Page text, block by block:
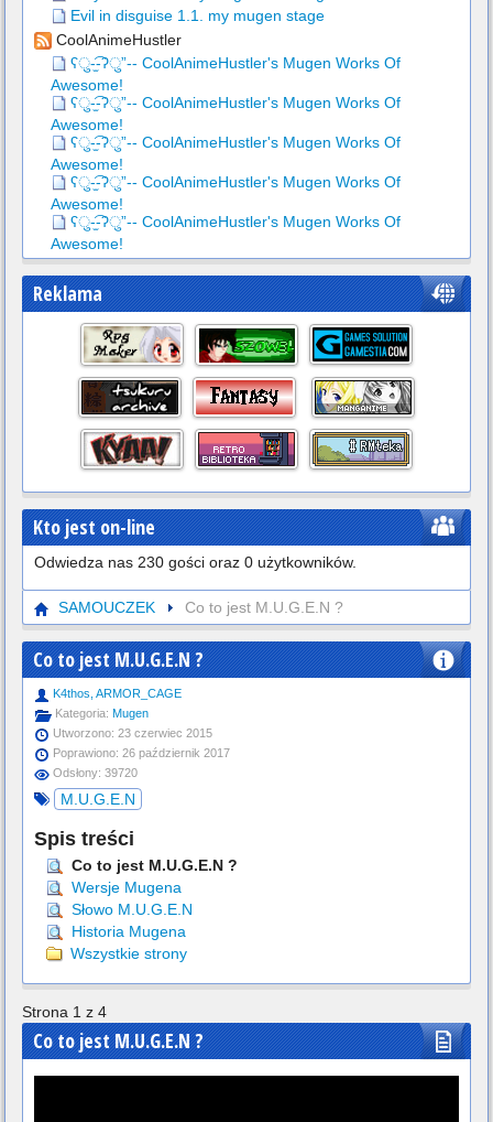
Evil in disguise 1.1. my mugen stage
CoolAnimeHustler
ʕु-̫͡-ʔु”-- CoolAnimeHustler's Mugen Works Of
Awesome!
ʕु-̫͡-ʔु”-- CoolAnimeHustler's Mugen Works Of
Awesome!
ʕु-̫͡-ʔु”-- CoolAnimeHustler's Mugen Works Of
Awesome!
ʕु-̫͡-ʔु”-- CoolAnimeHustler's Mugen Works Of
Awesome!
ʕु-̫͡-ʔु”-- CoolAnimeHustler's Mugen Works Of
Awesome!
Reklama
Kto jest on-line
Odwiedza nas 230 gości oraz 0 użytkowników.
SAMOUCZEK Co to jest M.U.G.E.N ?
Co to jest M.U.G.E.N ?
K4thos, ARMOR_CAGE
Kategoria: Mugen
Utworzono: 23 czerwiec 2015
Poprawiono: 26 październik 2017
Odsłony: 39720
M.U.G.E.N
Spis treści
Co to jest M.U.G.E.N ?
Wersje Mugena
Słowo M.U.G.E.N
Historia Mugena
Wszystkie strony
Strona 1 z 4
Co to jest M.U.G.E.N ?